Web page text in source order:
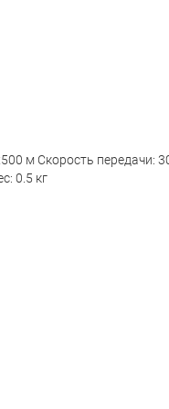
м Скорость передачи:
0.5 кг